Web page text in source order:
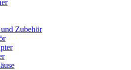
und Zubehör